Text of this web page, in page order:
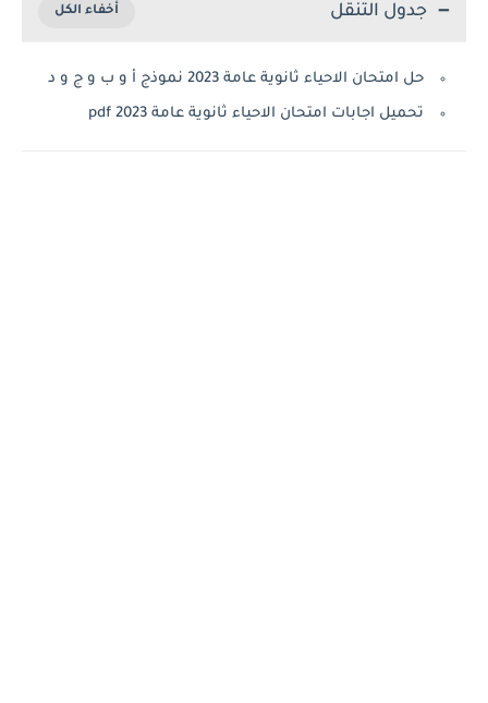
جدول التنقل
حل امتحان الاحياء ثانوية عامة 2023 نموذج أ و ب و ج و د
تحميل اجابات امتحان الاحياء ثانوية عامة 2023 pdf